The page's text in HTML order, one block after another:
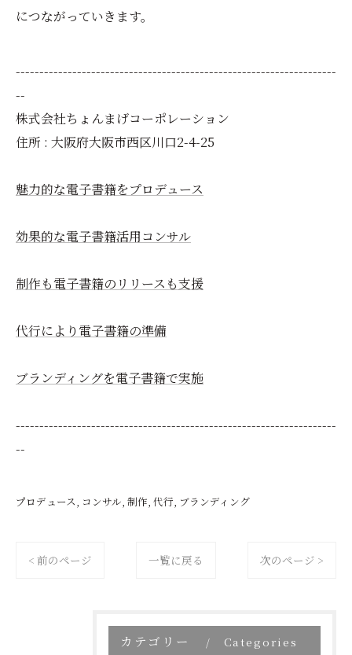
につながっていきます。
--------------------------------------------------------------------
--
株式会社ちょんまげコーポレーション
住所 : 大阪府大阪市西区川口2-4-25
魅力的な電子書籍をプロデュース
効果的な電子書籍活用コンサル
制作も電子書籍のリリースも支援
代行により電子書籍の準備
ブランディングを電子書籍で実施
--------------------------------------------------------------------
--
プロデュース コンサル 制作 代行 ブランディング
< 前のページ 一覧に戻る 次のページ >
カテゴリー Categories